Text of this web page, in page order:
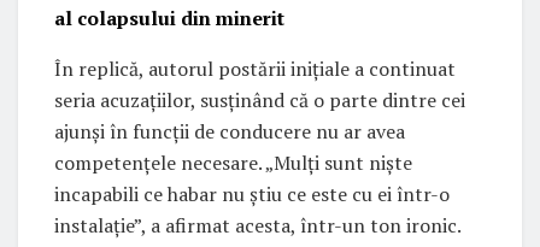
al colapsului din minerit
În replică, autorul postării inițiale a continuat
seria acuzațiilor, susținând că o parte dintre cei
ajunși în funcții de conducere nu ar avea
competențele necesare. „Mulți sunt niște
incapabili ce habar nu știu ce este cu ei într-o
instalație”, a afirmat acesta, într-un ton ironic.